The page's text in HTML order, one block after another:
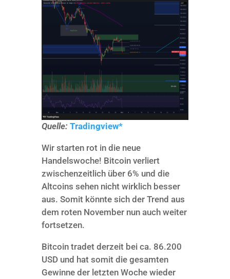
Quelle: Tradingview*
Wir starten rot in die neue
Handelswoche! Bitcoin verliert
zwischenzeitlich über 6% und die
Altcoins sehen nicht wirklich besser
aus. Somit könnte sich der Trend aus
dem roten November nun auch weiter
fortsetzen.
Bitcoin tradet derzeit bei ca. 86.200
USD und hat somit die gesamten
Gewinne der letzten Woche wieder